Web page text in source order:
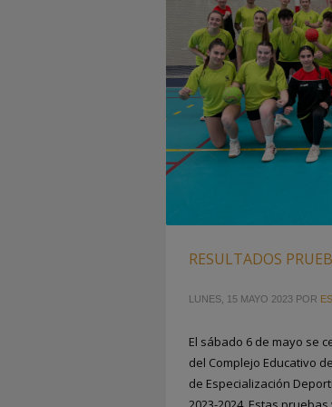
RESULTADOS
LUNES, 15 MAYO 2023 POR
El sábado 6 de mayo se
del Complejo Educativo
de Especialización